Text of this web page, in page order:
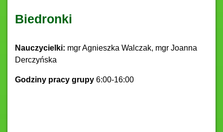
Biedronki
Nauczycielki: mgr Agnieszka Walczak, mgr Joanna
Derczyńska
Godziny pracy grupy 6:00-16:00